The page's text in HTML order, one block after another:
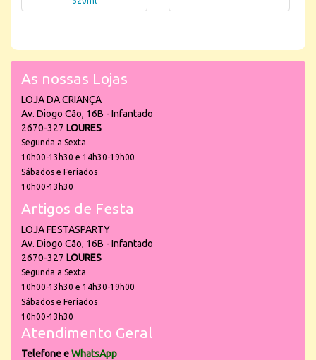
As nossas Lojas
LOJA DA CRIANÇA
Av. Diogo Cão, 16B - Infantado
2670-327 LOURES
Segunda a Sexta
10h00-13h30 e 14h30-19h00
Sábados e Feriados
10h00-13h30
Artigos de Festa
LOJA FESTASPARTY
Av. Diogo Cão, 16B - Infantado
2670-327 LOURES
Segunda a Sexta
10h00-13h30 e 14h30-19h00
Sábados e Feriados
10h00-13h30
Atendimento Geral
Telefone eWhatsApp